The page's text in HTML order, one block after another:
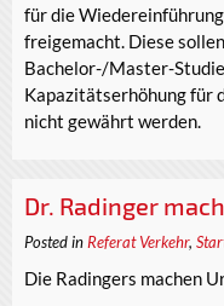
für die
freigemacht. Diese
Bachelor-/Master-
Kapazitätserhöhung für
nicht gewährt werden.
Dr. Radinger
Posted in Referat Verkehr,
Die Radingers machen